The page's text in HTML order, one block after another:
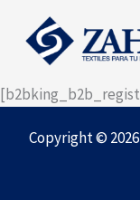
contenido
Copyright ©